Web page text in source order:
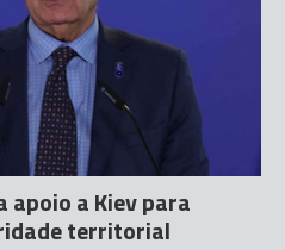
apoio a Kiev para
territorial